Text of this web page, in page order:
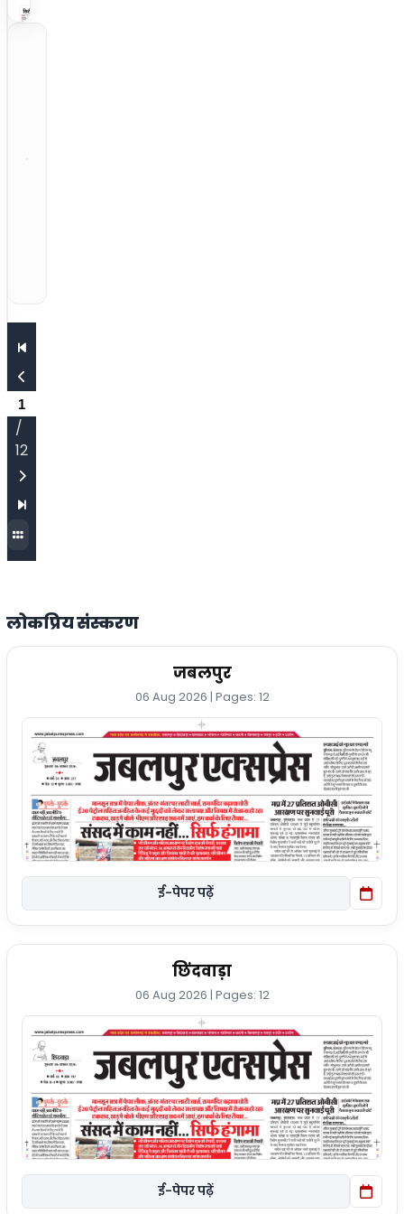
/
12
लोकप्रिय संस्करण
जबलपुर
06 Aug 2026 | Pages: 12
ई-पेपर पढ़ें
छिंदवाड़ा
06 Aug 2026 | Pages: 12
ई-पेपर पढ़ें